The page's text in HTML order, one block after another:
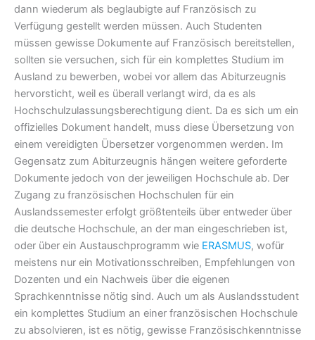
dann wiederum als beglaubigte auf Französisch zu
Verfügung gestellt werden müssen. Auch Studenten
müssen gewisse Dokumente auf Französisch bereitstellen,
sollten sie versuchen, sich für ein komplettes Studium im
Ausland zu bewerben, wobei vor allem das Abiturzeugnis
hervorsticht, weil es überall verlangt wird, da es als
Hochschulzulassungsberechtigung dient. Da es sich um ein
offizielles Dokument handelt, muss diese Übersetzung von
einem vereidigten Übersetzer vorgenommen werden. Im
Gegensatz zum Abiturzeugnis hängen weitere geforderte
Dokumente jedoch von der jeweiligen Hochschule ab. Der
Zugang zu französischen Hochschulen für ein
Auslandssemester erfolgt größtenteils über entweder über
die deutsche Hochschule, an der man eingeschrieben ist,
oder über ein Austauschprogramm wie ERASMUS, wofür
meistens nur ein Motivationsschreiben, Empfehlungen von
Dozenten und ein Nachweis über die eigenen
Sprachkenntnisse nötig sind. Auch um als Auslandsstudent
ein komplettes Studium an einer französischen Hochschule
zu absolvieren, ist es nötig, gewisse Französischkenntnisse